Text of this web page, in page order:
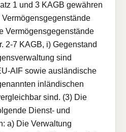
1 und 3 KAGB gewähren
Vermögensgegenstände
2-7 KAGB, i) Gegenstand
sind
AIF sowie ausländische
inländischen
sind. (3) Die
Dienst- und
a) Die Verwaltung